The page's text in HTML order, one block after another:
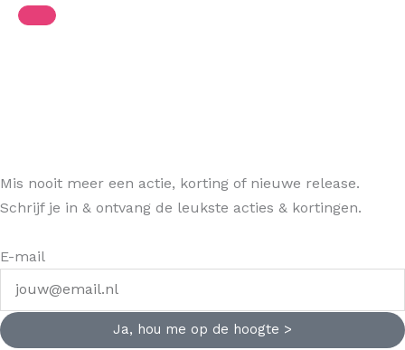
Mis nooit meer een actie, korting of nieuwe release.
Schrijf je in & ontvang de leukste acties & kortingen.
E-mail
Ja, hou me op de hoogte >